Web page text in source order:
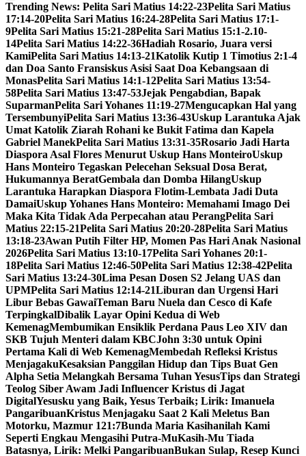
Trending News: Pelita Sari Matius 14:22-23Pelita Sari Matius
17:14-20Pelita Sari Matius 16:24-28Pelita Sari Matius 17:1-
9Pelita Sari Matius 15:21-28Pelita Sari Matius 15:1-2.10-
14Pelita Sari Matius 14:22-36Hadiah Rosario, Juara versi
KamiPelita Sari Matius 14:13-21Katolik Kutip 1 Timotius 2:1-4
dan Doa Santo Fransiskus Asisi Saat Doa Kebangsaan di
MonasPelita Sari Matius 14:1-12Pelita Sari Matius 13:54-
58Pelita Sari Matius 13:47-53Jejak Pengabdian, Bapak
SuparmanPelita Sari Yohanes 11:19-27Mengucapkan Hal yang
TersembunyiPelita Sari Matius 13:36-43Uskup Larantuka Ajak
Umat Katolik Ziarah Rohani ke Bukit Fatima dan Kapela
Gabriel ManekPelita Sari Matius 13:31-35Rosario Jadi Harta
Diaspora Asal Flores Menurut Uskup Hans MonteiroUskup
Hans Monteiro Tegaskan Pelecehan Seksual Dosa Berat,
Hukumannya BeratGembala dan Domba HilangUskup
Larantuka Harapkan Diaspora Flotim-Lembata Jadi Duta
DamaiUskup Yohanes Hans Monteiro: Memahami Imago Dei
Maka Kita Tidak Ada Perpecahan atau PerangPelita Sari
Matius 22:15-21Pelita Sari Matius 20:20-28Pelita Sari Matius
13:18-23Awan Putih Filter HP, Momen Pas Hari Anak Nasional
2026Pelita Sari Matius 13:10-17Pelita Sari Yohanes 20:1-
18Pelita Sari Matius 12:46-50Pelita Sari Matius 12:38-42Pelita
Sari Matius 13:24-30Lima Pesan Dosen S2 Jelang UAS dan
UPMPelita Sari Matius 12:14-21Liburan dan Urgensi Hari
Libur Bebas GawaiTeman Baru Nuela dan Cesco di Kafe
TerpingkalDibalik Layar Opini Kedua di Web
KemenagMembumikan Ensiklik Perdana Paus Leo XIV dan
SKB Tujuh Menteri dalam KBCJohn 3:30 untuk Opini
Pertama Kali di Web KemenagMembedah Refleksi Kristus
MenjagakuKesaksian Panggilan Hidup dan Tips Buat Gen
Alpha Setia Melangkah Bersama Tuhan YesusTips dan Strategi
Teolog Siber Awam Jadi Influencer Kristus di Jagat
DigitalYesusku yang Baik, Yesus Terbaik; Lirik: Imanuela
PangaribuanKristus Menjagaku Saat 2 Kali Meletus Ban
Motorku, Mazmur 121:7Bunda Maria Kasihanilah Kami
Seperti Engkau Mengasihi Putra-MuKasih-Mu Tiada
Batasnya, Lirik: Melki PangaribuanBukan Sulap, Resep Kunci